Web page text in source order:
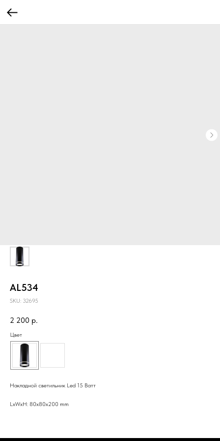
AL534
SKU: 32695
2 200 р.
Цвет
Накладной светильник Led 15 Ватт
LxWxH: 80x80x200 mm